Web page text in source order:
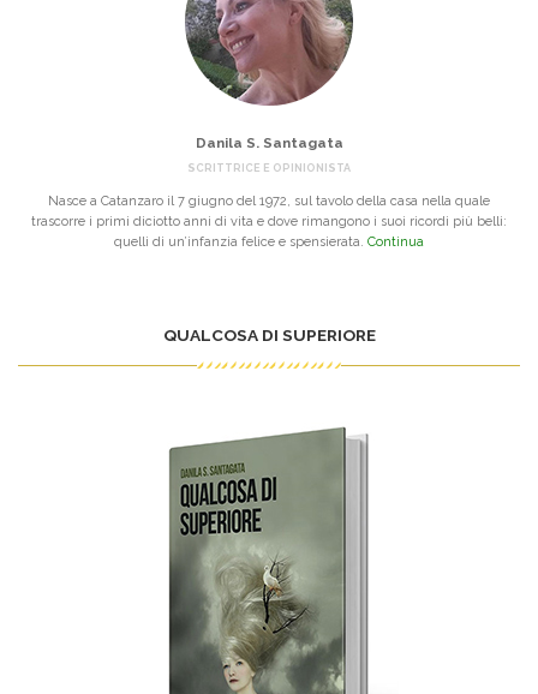
Danila S. Santagata
SCRITTRICE E OPINIONISTA
Nasce a Catanzaro il 7 giugno del 1972, sul tavolo della casa nella quale
trascorre i primi diciotto anni di vita e dove rimangono i suoi ricordi più belli:
quelli di un’infanzia felice e spensierata. Continua
QUALCOSA DI SUPERIORE